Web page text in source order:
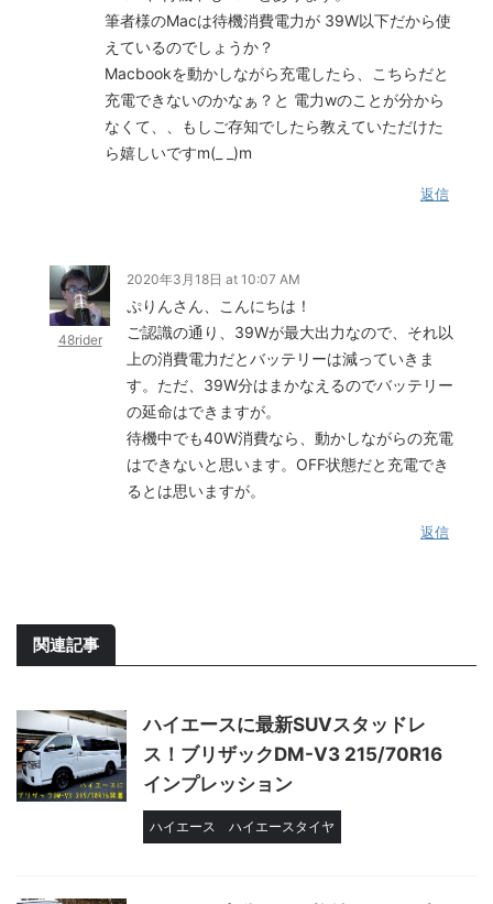
筆者様のMacは待機消費電力が 39W以下だから使
えているのでしょうか？
Macbookを動かしながら充電したら、こちらだと
充電できないのかなぁ？と 電力wのことが分から
なくて、、もしご存知でしたら教えていただけた
ら嬉しいですm(_ _)m
返信
48rider
2020年3月18日 at 10:07 AM
ぷりんさん、こんにちは！
ご認識の通り、39Wが最大出力なので、それ以
上の消費電力だとバッテリーは減っていきま
す。ただ、39W分はまかなえるのでバッテリー
の延命はできますが。
待機中でも40W消費なら、動かしながらの充電
はできないと思います。OFF状態だと充電でき
るとは思いますが。
返信
関連記事
ハイエースに最新SUVスタッドレ
ス！ブリザックDM-V3 215/70R16
インプレッション
ハイエース ハイエースタイヤ